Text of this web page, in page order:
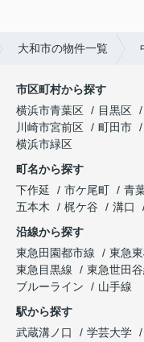
大和市の物件一覧
市区町村から探す
横浜市青葉区
目黒区
川崎市宮前区
町田市
横浜市緑区
町名から探す
下作延
市ケ尾町 青
五本木
梶ケ谷 溝口
沿線から探す
東急田園都市線
東急
東急目黒線
東急世田
ブルーライン
山手線
駅から探す
武蔵溝ノ口
学芸大学